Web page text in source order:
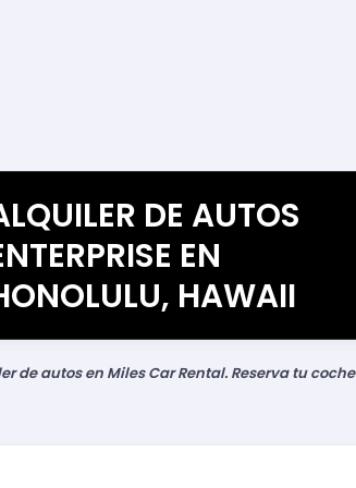
DE AUTOS
EN
HAWAII
de autos en Miles Car Rental. Reserva tu coche